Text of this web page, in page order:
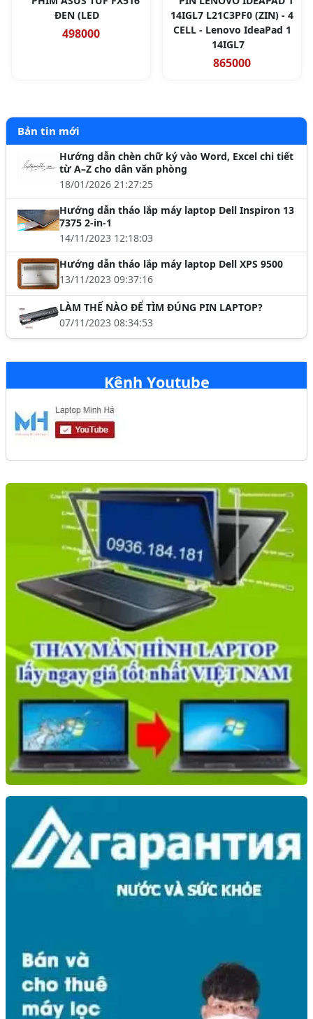
ĐEN (LED
498000
14IGL7 L21C3PF0 (ZIN) - 4
CELL - Lenovo IdeaPad 1
14IGL7
865000
Bản tin mới
Hướng dẫn chèn chữ ký vào Word, Excel chi tiết
từ A–Z cho dân văn phòng
18/01/2026 21:27:25
Hướng dẫn tháo lắp máy laptop Dell Inspiron 13
7375 2-in-1
14/11/2023 12:18:03
Hướng dẫn tháo lắp máy laptop Dell XPS 9500
13/11/2023 09:37:16
LÀM THẾ NÀO ĐỂ TÌM ĐÚNG PIN LAPTOP?
07/11/2023 08:34:53
Kênh Youtube